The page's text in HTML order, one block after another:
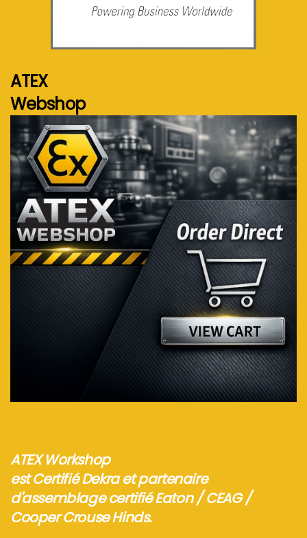
ATEX
Webshop
Voir plus...
ATEX Workshop
est Certifié Dekra et partenaire
d'assemblage certifié Eaton / CEAG /
Cooper Crouse Hinds.